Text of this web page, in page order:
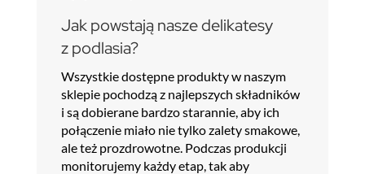
Jak powstają nasze delikatesy
z podlasia?
Wszystkie dostępne produkty w naszym
sklepie pochodzą z najlepszych składników
i są dobierane bardzo starannie, aby ich
połączenie miało nie tylko zalety smakowe,
ale też prozdrowotne. Podczas produkcji
monitorujemy każdy etap, tak aby